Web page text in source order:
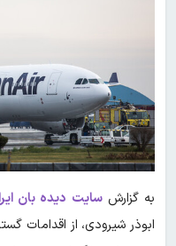
به گزارشسایت دیده بان
ابوذر شیرودی، از اقدامات